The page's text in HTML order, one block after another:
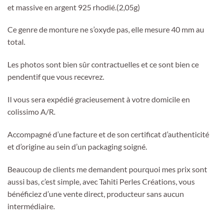
et massive en argent 925 rhodié.(2,05g)
Ce genre de monture ne s’oxyde pas, elle mesure 40 mm au
total.
Les photos sont bien sûr contractuelles et ce sont bien ce
pendentif que vous recevrez.
Il vous sera expédié gracieusement à votre domicile en
colissimo A/R.
Accompagné d’une facture et de son certificat d’authenticité
et d’origine au sein d’un packaging soigné.
Beaucoup de clients me demandent pourquoi mes prix sont
aussi bas, c’est simple, avec Tahiti Perles Créations, vous
bénéficiez d’une vente direct, producteur sans aucun
intermédiaire.